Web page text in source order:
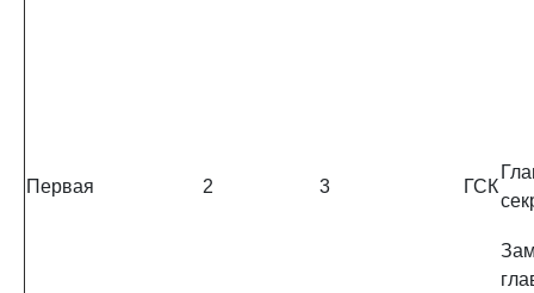
Первая 2 3 ГСК